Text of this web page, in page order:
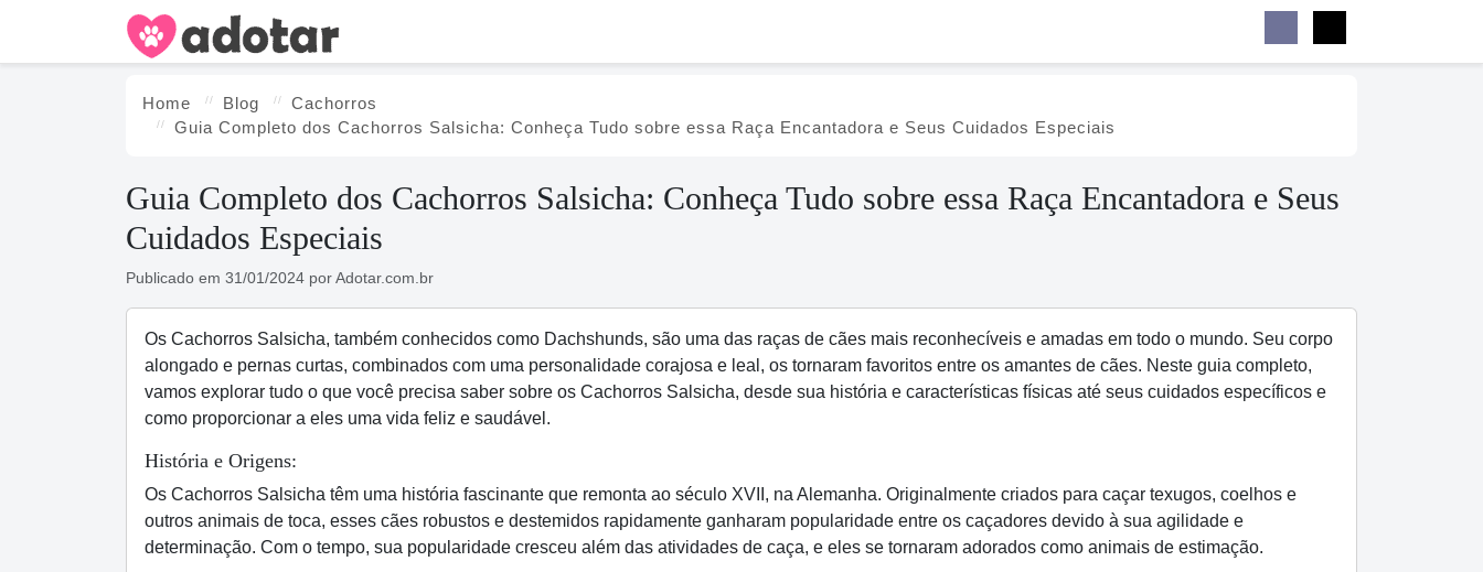
Home Blog
Cachorros
Guia Completo dos Cachorros Salsicha: Conheça Tudo sobre essa Raça Encantadora e Seus Cuidados Especiais
Guia Completo dos Cachorros Salsicha: Conheça Tudo sobre essa Raça Encantadora e Seus
Cuidados Especiais
Publicado em 31/01/2024 porAdotar.com.br
Os Cachorros Salsicha, também conhecidos como Dachshunds, são uma das raças de cães mais reconhecíveis e amadas em todo o mundo. Seu corpo
alongado e pernas curtas, combinados com uma personalidade corajosa e leal, os tornaram favoritos entre os amantes de cães. Neste guia completo,
vamos explorar tudo o que você precisa saber sobre os Cachorros Salsicha, desde sua história e características físicas até seus cuidados específicos e
como proporcionar a eles uma vida feliz e saudável.
História e Origens:
Os Cachorros Salsicha têm uma história fascinante que remonta ao século XVII, na Alemanha. Originalmente criados para caçar texugos, coelhos e
outros animais de toca, esses cães robustos e destemidos rapidamente ganharam popularidade entre os caçadores devido à sua agilidade e
determinação. Com o tempo, sua popularidade cresceu além das atividades de caça, e eles se tornaram adorados como animais de estimação.